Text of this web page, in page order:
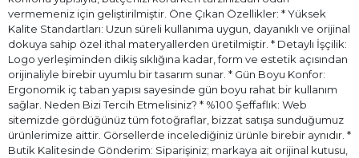
vermemeniz için geliştirilmiştir. Öne Çıkan Özellikler: * Yüksek
Kalite Standartları: Uzun süreli kullanıma uygun, dayanıklı ve orijinal
dokuya sahip özel ithal materyallerden üretilmiştir. * Detaylı İşçilik:
Logo yerleşiminden dikiş sıklığına kadar, form ve estetik açısından
orijinaliyle birebir uyumlu bir tasarım sunar. * Gün Boyu Konfor:
Ergonomik iç taban yapısı sayesinde gün boyu rahat bir kullanım
sağlar. Neden Bizi Tercih Etmelisiniz? * %100 Şeffaflık: Web
sitemizde gördüğünüz tüm fotoğraflar, bizzat satışa sunduğumuz
ürünlerimize aittir. Görsellerde incelediğiniz ürünle birebir aynıdır. *
Butik Kalitesinde Gönderim: Siparişiniz; markaya ait orijinal kutusu,